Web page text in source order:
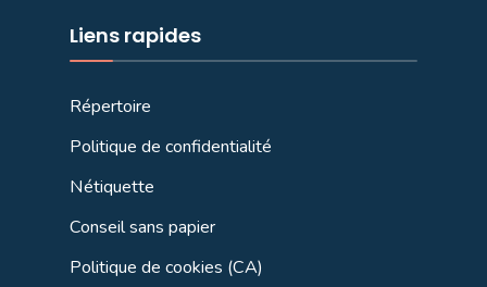
Liens rapides
Répertoire
Politique de confidentialité
Nétiquette
Conseil sans papier
Politique de cookies (CA)